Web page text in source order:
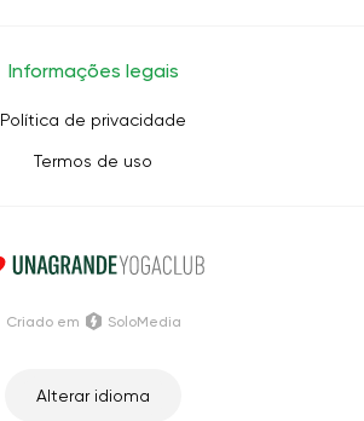
Informações legais
Política de privacidade
Termos de uso
Alterar idioma
Criado em SoloMedia